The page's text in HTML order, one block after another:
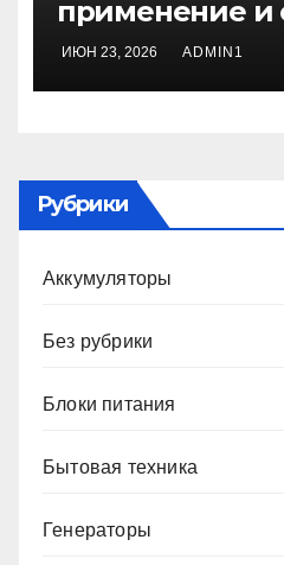
применение и
начинающих
ИЮН 23, 2026 ADMIN1
Рубрики
Аккумуляторы
Без рубрики
Блоки питания
Бытовая техника
Генераторы